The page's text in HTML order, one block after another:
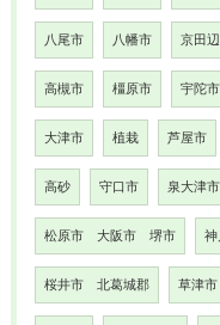
八尾市 八幡市 京田辺
高槻市 橿原市 宇陀市
大津市 植栽 芦屋市
高砂 守口市 泉大津市
松原市 大阪市 堺市
桜井市 北葛城郡 草津市